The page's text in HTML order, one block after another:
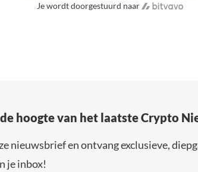
Je wordt doorgestuurd naar
hoogte van het laatste Crypto
nieuwsbrief en ontvang exclusieve,
je inbox!